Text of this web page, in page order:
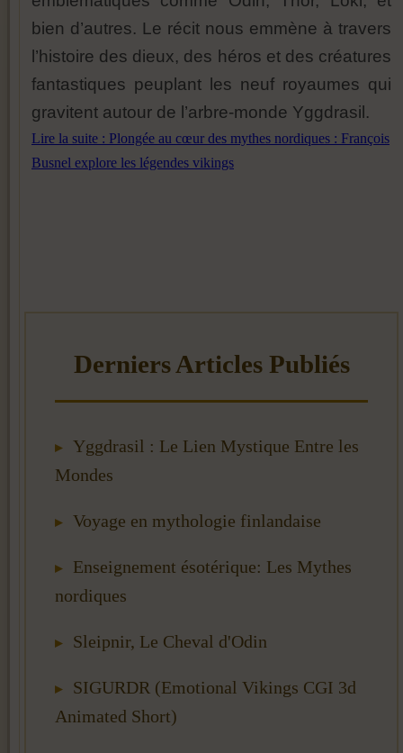
bien d’autres. Le récit nous emmène à travers
l’histoire des dieux, des héros et des créatures
fantastiques peuplant les neuf royaumes qui
gravitent autour de l’arbre-monde Yggdrasil.
Lire la suite : Plongée au cœur des mythes nordiques : François
Busnel explore les légendes vikings
Yggdrasil : Le Lien Mystique Entre les
Mondes
Voyage en mythologie finlandaise
Enseignement ésotérique: Les Mythes
nordiques
Sleipnir, Le Cheval d'Odin
SIGURDR (Emotional Vikings CGI 3d
Animated Short)